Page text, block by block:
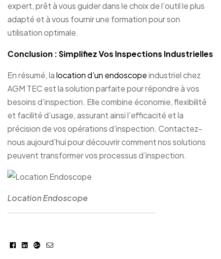
expert, prêt à vous guider dans le choix de l’outil le plus
adapté et à vous fournir une formation pour son
utilisation optimale.
Conclusion : Simplifiez Vos Inspections Industrielles
En résumé, lalocation d’un endoscopeindustriel chez
AGM TEC est la solution parfaite pour répondre à vos
besoins d’inspection. Elle combine économie, flexibilité
et facilité d’usage, assurant ainsi l’efficacité et la
précision de vos opérations d’inspection. Contactez-
nous aujourd’hui pour découvrir comment nos solutions
peuvent transformer vos processus d’inspection.
Location Endoscope
Facebook
LinkedinGoogle+
E-